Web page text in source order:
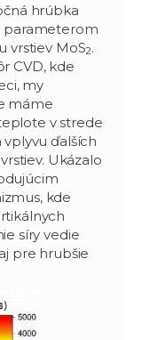
hrúbka
parameterom
vrstiev MoS2.
CVD, kde
my
máme
v strede
ďalších
Ukázalo
kde
síry vedie
pre hrubšie